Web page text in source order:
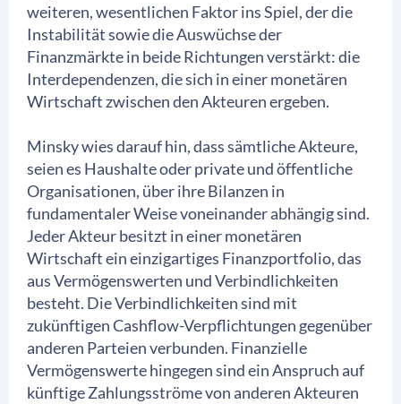
weiteren, wesentlichen Faktor ins Spiel, der die
Instabilität sowie die Auswüchse der
Finanzmärkte in beide Richtungen verstärkt: die
Interdependenzen, die sich in einer monetären
Wirtschaft zwischen den Akteuren ergeben.
Minsky wies darauf hin, dass sämtliche Akteure,
seien es Haushalte oder private und öffentliche
Organisationen, über ihre Bilanzen in
fundamentaler Weise voneinander abhängig sind.
Jeder Akteur besitzt in einer monetären
Wirtschaft ein einzigartiges Finanzportfolio, das
aus Vermögenswerten und Verbindlichkeiten
besteht. Die Verbindlichkeiten sind mit
zukünftigen Cashflow-Verpflichtungen gegenüber
anderen Parteien verbunden. Finanzielle
Vermögenswerte hingegen sind ein Anspruch auf
künftige Zahlungsströme von anderen Akteuren